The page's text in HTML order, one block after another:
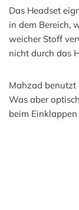
Das Headset
in dem Bereich,
weicher Stoff
nicht durch das
Mahzad benutzt
Was aber
beim